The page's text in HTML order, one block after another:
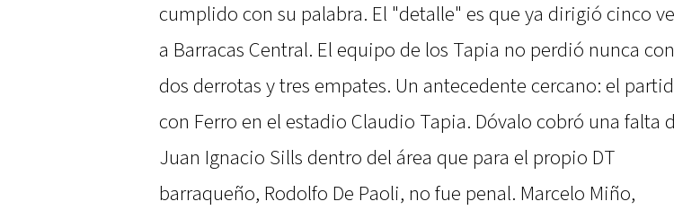
cumplido con su palabra. El "detalle" es que ya dirigió cinco
a Barracas Central. El equipo de los Tapia no perdió nunca
dos derrotas y tres empates. Un antecedente cercano: el
con Ferro en el estadio Claudio Tapia. Dóvalo cobró una falta
Juan Ignacio Sills dentro del área que para el propio DT
barraqueño, Rodolfo De Paoli, no fue penal. Marcelo Miño,